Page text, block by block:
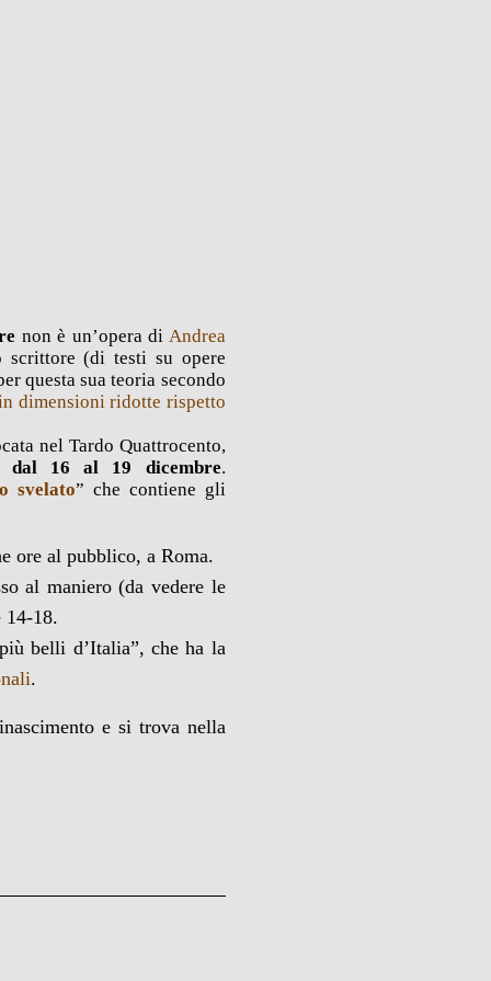
non è un’opera di Andrea
(di testi su opere
questa sua teoria secondo
dimensioni ridotte rispetto
nel Tardo Quattrocento,
dal 16 al 19 dicembre.
svelato” che contiene gli
ore al pubblico, a Roma.
al maniero (da vedere le
14-18.
belli d’Italia”, che ha la
.
e si trova nella